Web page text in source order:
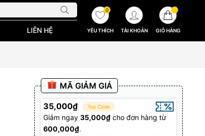
LIÊN HỆ YÊU THÍCH
0
TÀI KHOẢN GIỎ HÀNG
MÃ GIẢM GIÁ
35,000₫ Top Code
Giảm ngay 35,000₫cho đơn hàng từ
600,000₫.